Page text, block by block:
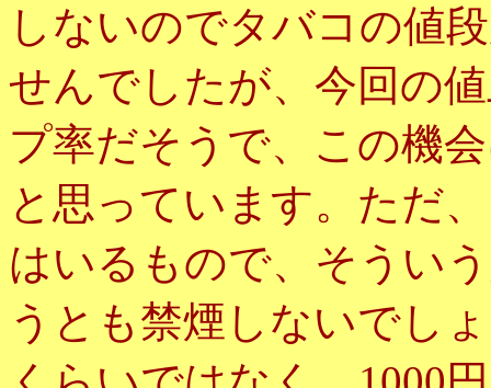
しないのでタバコの値
せんでしたが、今回の
プ率だそうで、この機
と思っています。ただ
はいるもので、そうい
うとも禁煙しないでし